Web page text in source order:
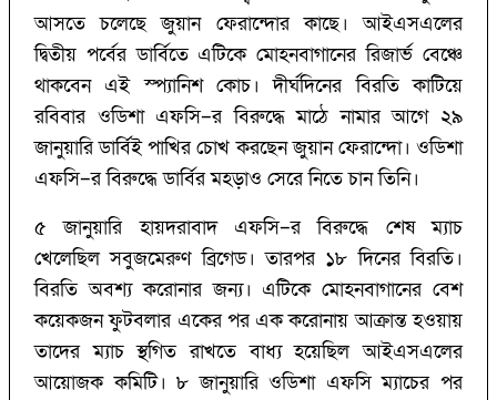
আসতে চলেছে জুয়ান ফেরান্দোর কাছে। আইএসএলের
দ্বিতীয় পর্বের ডার্বিতে এটিকে মোহনবাগানের রিজার্ভ বেঞ্চে
থাকবেন এই স্প্যানিশ কোচ। দীর্ঘদিনের বিরতি কাটিয়ে
রবিবার ওডিশা এফসি–র বিরুদ্ধে মাঠে নামার আগে ২৯
জানুয়ারি ডার্বিই পাখির চোখ করছেন জুয়ান ফেরান্দো। ওডিশা
এফসি–র বিরুদ্ধে ডার্বির মহড়াও সেরে নিতে চান তিনি।
৫ জানুয়ারি হায়দরাবাদ এফসি–র বিরুদ্ধে শেষ ম্যাচ
খেলেছিল সবুজমেরুণ ব্রিগেড। তারপর ১৮ দিনের বিরতি।
বিরতি অবশ্য করোনার জন্য। এটিকে মোহনবাগানের বেশ
কয়েকজন ফুটবলার একের পর এক করোনায় আক্রান্ত হওয়ায়
তাদের ম্যাচ স্থগিত রাখতে বাধ্য হয়েছিল আইএসএলের
আয়োজক কমিটি। ৮ জানুয়ারি ওডিশা এফসি ম্যাচের পর